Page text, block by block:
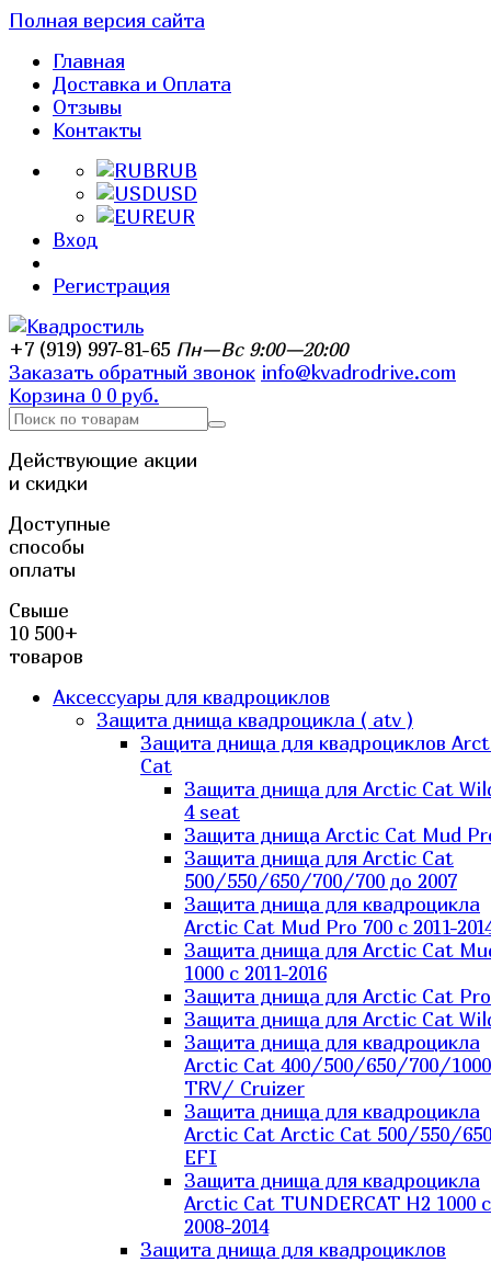
Полная версия сайта
Главная
Доставка и Оплата
Отзывы
Контакты
RUB
USD
EUR
Вход
Регистрация
+7 (919) 997-81-65 Пн—Вс 9:00—20:00
Заказать обратный звонок info@kvadrodrive.com
Корзина 0 0 руб.
Действующие акции
и скидки
Доступные
способы
оплаты
Свыше
10 500+
товаров
Аксессуары для квадроциклов
Защита днища квадроцикла ( atv )
Защита днища для квадроциклов
Cat
Защита днища для Arctic Cat
4 seat
Защита днища Arctic Cat Mud
Защита днища для Arctic Cat
500/550/650/700/700 до 2007
Защита днища для квадроцикла
Arctic Cat Mud Pro 700 с 2011-
Защита днища для Arctic Cat
1000 c 2011-2016
Защита днища для Arctic Cat
Защита днища для Arctic Cat
Защита днища для квадроцикла
Arctic Cat 400/500/650/700/1000
TRV/ Cruizer
Защита днища для квадроцикла
Arctic Cat Arctic Cat 500/550/
EFI
Защита днища для квадроцикла
Arctic Cat TUNDERCAT H2 1000 c
2008-2014
Защита днища для квадроциклов